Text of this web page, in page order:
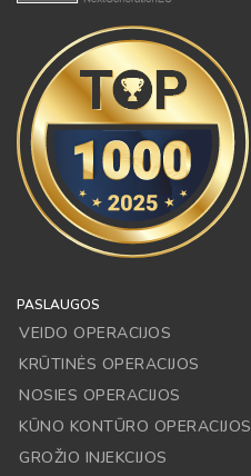
PASLAUGOS
VEIDO OPERACIJOS
KRŪTINĖS OPERACIJOS
NOSIES OPERACIJOS
KŪNO KONTŪRO OPERACIJOS
GROŽIO INJEKCIJOS